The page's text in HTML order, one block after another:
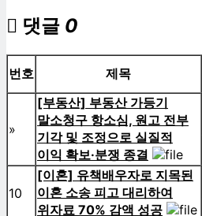
댓글 0
번호 제목
»
[부동산] 부동산 가등기
말소청구 항소심, 원고 전부
기각 및 조정으로 실질적
이익 확보·분쟁 종결
10
[이혼] 유책배우자로 지목된
이혼 소송 피고 대리하여
위자료 70% 감액 성공